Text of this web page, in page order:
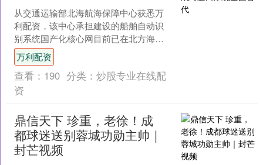
从交通运输部北海航海保障中心获悉万
利配资，该中心承担建设的船舶自动识
别系统国产化核心网目前已在北方海区
完成对进口系统的全面替代。船舶自动
识别系统由基站和船载设备....
万利配资
查看： 190 分类： 炒股专业在线配
资
鼎信天下 珍重，老徐！成
都球迷送别蓉城功勋主帅｜
封芒视频